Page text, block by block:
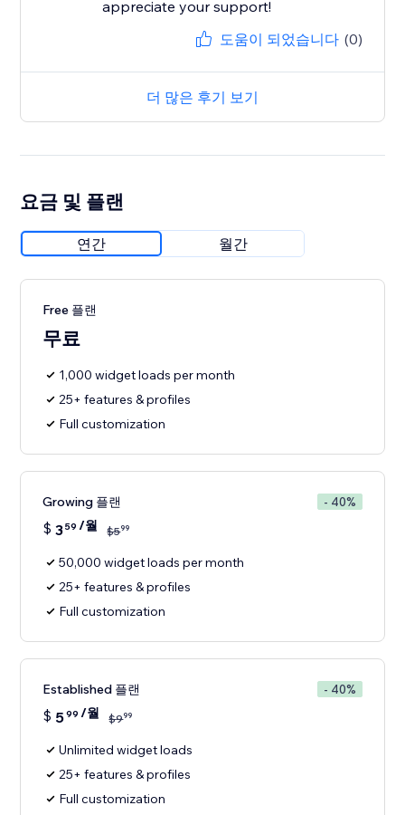
appreciate your support!
도움이 되었습니다 (0)
더 많은 후기 보기
요금 및 플랜
연간 월간
Free 플랜
무료
1,000 widget loads per month
25+ features & profiles
Full customization
Growing 플랜 - 40%
$ 359 /월 $599
50,000 widget loads per month
25+ features & profiles
Full customization
Established 플랜 - 40%
$ 599 /월 $999
Unlimited widget loads
25+ features & profiles
Full customization